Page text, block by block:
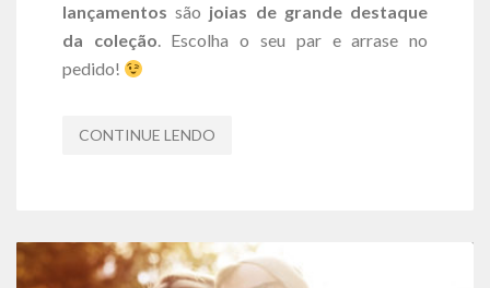
lançamentos são joias de grande destaque
da coleção. Escolha o seu par e arrase no
pedido!
CONTINUE LENDO